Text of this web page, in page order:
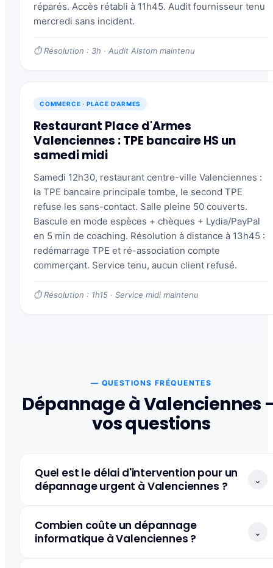
réparés. Accès rétabli à 11h45. Audit fournisseur tenu
mercredi sans incident.
⏱ Résolution : 3h · Audit Alstom maintenu
COMMERCE · PLACE D'ARMES
Restaurant Place d'Armes
Valenciennes : TPE bancaire HS un
samedi midi
Samedi 12h30, restaurant centre-ville Valenciennes :
la TPE bancaire principale tombe, le second TPE
refuse les sans-contact. Salle pleine 50 couverts.
Bascule en mode espèces + chèques + Lydia/PayPal
en 5 min de coaching. Résolution à distance à 13h45 :
redémarrage TPE et ré-association compte
commerçant. Service tenu, aucun client refusé.
⏱ Résolution : 1h15 · Service midi maintenu
— QUESTIONS FRÉQUENTES
Dépannage à Valenciennes
vos questions
Quel est le délai d'intervention pour un
dépannage urgent à Valenciennes ?
⌄
Combien coûte un dépannage
informatique à Valenciennes ?
⌄